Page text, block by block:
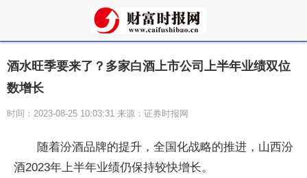
酒水旺季要来了？多家白酒上市公司上半年业绩双位
数增长
时间：2023-08-25 10:03:31 来源：证券时报网
随着汾酒品牌的提升，全国化战略的推进，山西汾
酒2023年上半年业绩仍保持较快增长。